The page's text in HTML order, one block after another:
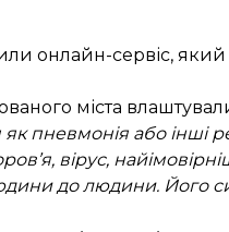
онлайн-сервіс, який
міста
як пневмонія або інші
вірус,
до людини. Його